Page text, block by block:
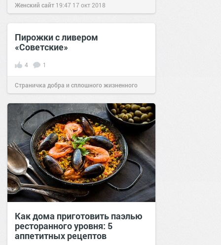
Женский сайт 19:47 17 окт 2018
Пирожки с ливером
«Советские»
4 1
Страничка добра и сплошного жизненного
позитива!09:4514 фев 2019
Как дома приготовить паэлью
ресторанного уровня: 5
аппетитных рецептов